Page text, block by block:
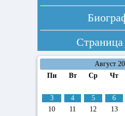
Страница
Август
Пн
Вт Ср Чт
3
4 5 6
10
11 12 13